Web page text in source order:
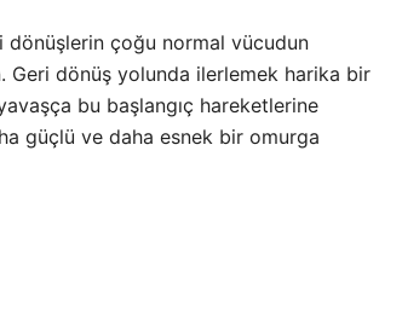
çoğu normal vücudun
Geri dönüş yolunda ilerlemek harika bir
bu başlangıç hareketlerine
güçlü ve daha esnek bir omurga